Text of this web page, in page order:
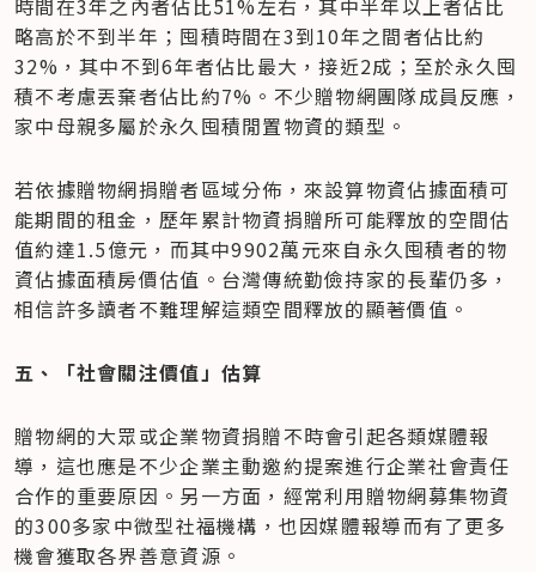
時間在3年之內者佔比51%左右，其中半年以上者佔比
略高於不到半年；囤積時間在3到10年之間者佔比約
32%，其中不到6年者佔比最大，接近2成；至於永久囤
積不考慮丟棄者佔比約7%。不少贈物網團隊成員反應，
家中母親多屬於永久囤積閒置物資的類型。
若依據贈物網捐贈者區域分佈，來設算物資佔據面積可
能期間的租金，歷年累計物資捐贈所可能釋放的空間估
值約達1.5億元，而其中9902萬元來自永久囤積者的物
資佔據面積房價估值。台灣傳統勤儉持家的長輩仍多，
相信許多讀者不難理解這類空間釋放的顯著價值。
五、「社會關注價值」估算
贈物網的大眾或企業物資捐贈不時會引起各類媒體報
導，這也應是不少企業主動邀約提案進行企業社會責任
合作的重要原因。另一方面，經常利用贈物網募集物資
的300多家中微型社福機構，也因媒體報導而有了更多
機會獲取各界善意資源。